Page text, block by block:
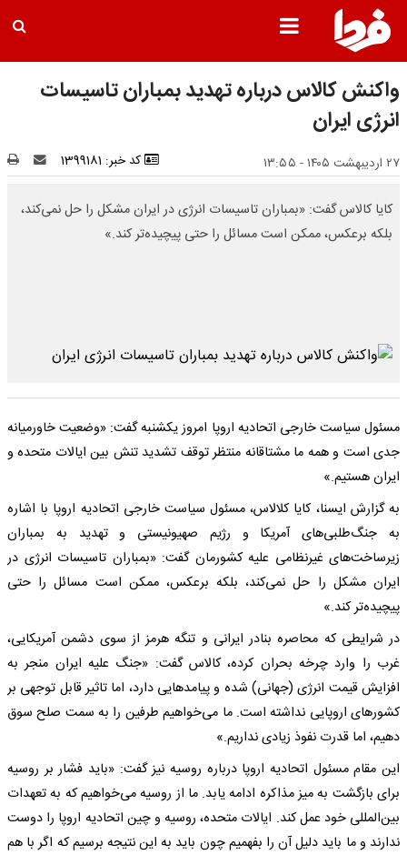
واکنش کالاس درباره تهدید بمباران تاسیسات
انرژی ایران
۲۷ اردیبهشت ۱۴۰۵ - ۱۳:۵۵ کد خبر: 1399181
کایا کالاس گفت: «بمباران تاسیسات انرژی در ایران مشکل را حل نمی‌کند،
بلکه برعکس، ممکن است مسائل را حتی پیچیده‌تر کند.»
مسئول سیاست خارجی اتحادیه اروپا امروز یکشنبه گفت: «وضعیت خاورمیانه
جدی است و همه ما مشتاقانه منتظر توقف تشدید تنش بین ایالات متحده و
ایران هستیم.»
به گزارش ایسنا، کایا کلالاس، مسئول سیاست خارجی اتحادیه اروپا با اشاره
به جنگ‌طلبی‌های آمریکا و رژیم صهیونیستی و تهدید به بمباران‌
زیرساخت‌های غیرنظامی علیه کشورمان گفت: «بمباران تاسیسات انرژی در
ایران مشکل را حل نمی‌کند، بلکه برعکس، ممکن است مسائل را حتی
پیچیده‌تر کند.»
در شرایطی که محاصره بنادر ایرانی و تنگه هرمز از سوی دشمن آمریکایی،
غرب را وارد چرخه بحران کرده، کالاس گفت: «جنگ علیه ایران منجر به
افزایش قیمت انرژی (جهانی) شده و پیامدهایی دارد، اما تاثیر قابل توجهی بر
کشورهای اروپایی نداشته است. ما می‌خواهیم طرفین را به سمت صلح سوق
دهیم، اما قدرت نفوذ زیادی نداریم.»
این مقام مسئول اتحادیه اروپا درباره روسیه نیز گفت: «باید فشار بر روسیه
برای بازگشت به میز مذاکره ادامه یابد. ما از روسیه می‌خواهیم که به تعهدات
بین‌المللی خود عمل کند. ایالات متحده، روسیه و چین اتحادیه اروپا را دوست
ندارند و ما باید دلیل آن را بفهمیم چون باید به این نتیجه برسیم که اگر با هم